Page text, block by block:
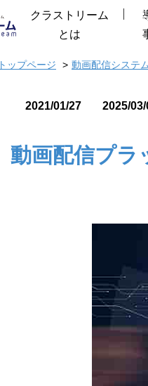
クラストリーム
とは
トップページ 動画配信システ
2021/01/27 2025/
動画配信プラ